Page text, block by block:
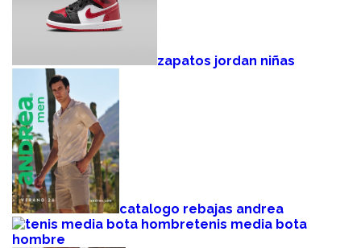
zapatos jordan niñas
catalogo rebajas andrea
tenis media bota
hombre